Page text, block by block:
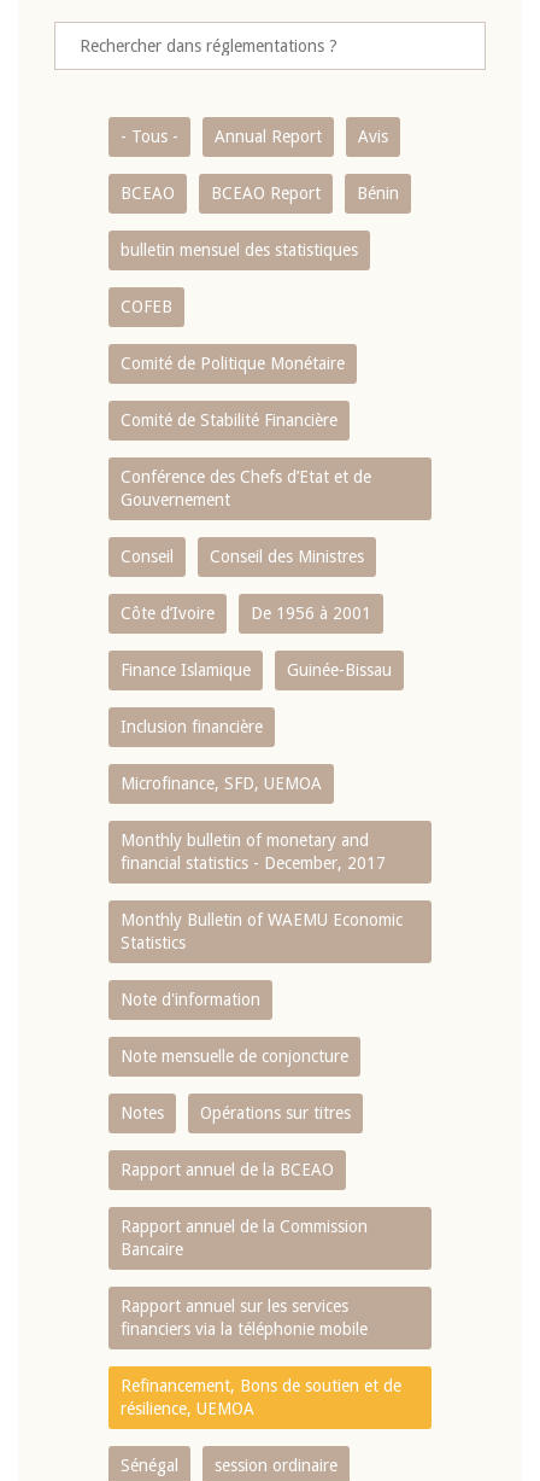
- Tous - Annual Report Avis
BCEAO BCEAO Report Bénin
bulletin mensuel des statistiques
COFEB
Comité de Politique Monétaire
Comité de Stabilité Financière
Conférence des Chefs d’Etat et de
Gouvernement
Conseil Conseil des Ministres
Côte d’Ivoire De 1956 à 2001
Finance Islamique Guinée-Bissau
Inclusion financière
Microfinance, SFD, UEMOA
Monthly bulletin of monetary and
financial statistics - December, 2017
Monthly Bulletin of WAEMU Economic
Statistics
Note d'information
Note mensuelle de conjoncture
Notes Opérations sur titres
Rapport annuel de la BCEAO
Rapport annuel de la Commission
Bancaire
Rapport annuel sur les services
financiers via la téléphonie mobile
Refinancement, Bons de soutien et de
résilience, UEMOA
Sénégal session ordinaire